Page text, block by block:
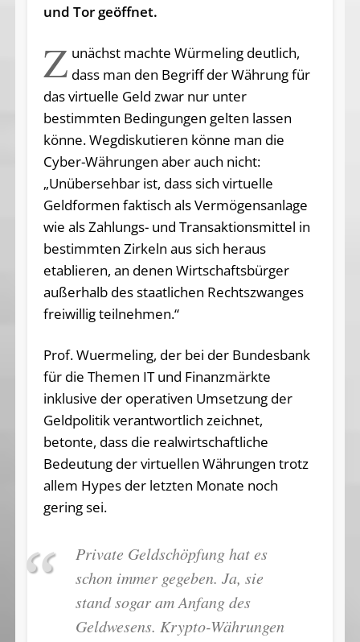
und Tor geöffnet.
Z unächst machte Würmeling deutlich,
dass man den Begriff der Währung für
das virtuelle Geld zwar nur unter
bestimmten Bedingungen gelten lassen
könne. Wegdiskutieren könne man die
Cyber-Währungen aber auch nicht:
„Unübersehbar ist, dass sich virtuelle
Geldformen faktisch als Vermögensanlage
wie als Zahlungs- und Transaktionsmittel in
bestimmten Zirkeln aus sich heraus
etablieren, an denen Wirtschaftsbürger
außerhalb des staatlichen Rechtszwanges
freiwillig teilnehmen.“
Prof. Wuermeling, der bei der Bundesbank
für die Themen IT und Finanzmärkte
inklusive der operativen Umsetzung der
Geldpolitik verantwortlich zeichnet,
betonte, dass die realwirtschaftliche
Bedeutung der virtuellen Währungen trotz
allem Hypes der letzten Monate noch
gering sei.
Private Geldschöpfung hat es
schon immer gegeben. Ja, sie
stand sogar am Anfang des
Geldwesens. Krypto-Währungen